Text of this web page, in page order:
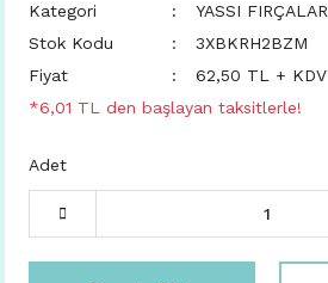
Kategori
YASSI FIRÇALAR
Stok Kodu
3XBKRH2BZM
Fiyat
62,50 TL + KDV
*6,01 TL den başlayan taksitlerle!
Adet